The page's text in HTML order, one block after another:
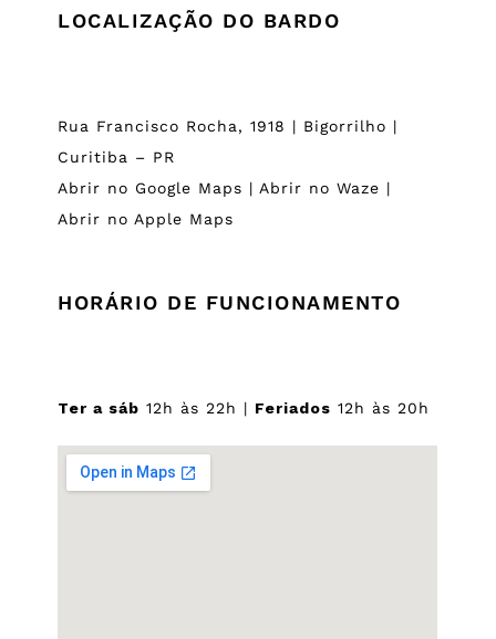
LOCALIZAÇÃO DO BARDO
Rua Francisco Rocha, 1918 | Bigorrilho |
Curitiba – PR
Abrir no Google Maps | Abrir no Waze |
Abrir no Apple Maps
HORÁRIO DE FUNCIONAMENTO
Ter a sáb 12h às 22h | Feriados 12h às 20h